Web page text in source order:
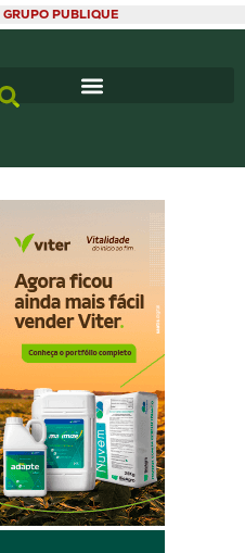
GRUPO PUBLIQUE